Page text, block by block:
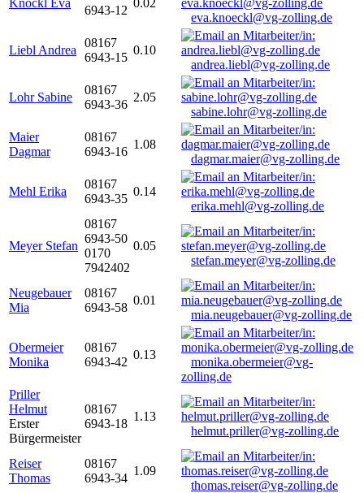
Knöckl Eva
6943-12
0.02
eva.knoeckl@vg-zolling.de
Liebl Andrea
08167
6943-15
0.10
andrea.liebl@vg-zolling.de
Lohr Sabine
08167
6943-36
2.05
sabine.lohr@vg-zolling.de
Maier
Dagmar
08167
6943-16
1.08
dagmar.maier@vg-zolling.de
Mehl Erika
08167
6943-35
0.14
erika.mehl@vg-zolling.de
Meyer Stefan
08167
6943-50
0170
7942402
0.05
stefan.meyer@vg-zolling.de
Neugebauer
Mia
08167
6943-58
0.01
mia.neugebauer@vg-zolling.de
Obermeier
Monika
08167
6943-42
0.13
monika.obermeier@vg-
zolling.de
Priller
Helmut
Erster
Bürgermeister
08167
6943-18
1.13
helmut.priller@vg-zolling.de
Reiser
Thomas
08167
6943-34
1.09
thomas.reiser@vg-zolling.de